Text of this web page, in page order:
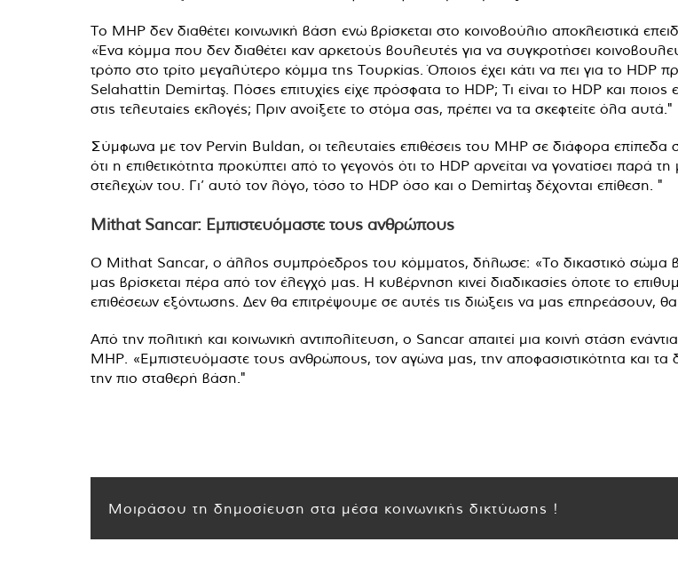
Το MHP δεν διαθέτει κοινωνική βάση ενώ βρίσκεται στο κοινοβούλιο αποκλειστικά
«Ένα κόμμα που δεν διαθέτει καν αρκετούς βουλευτές για να συγκροτήσει
τρόπο στο τρίτο μεγαλύτερο κόμμα της Τουρκίας. Όποιος έχει κάτι να πει για το HDP
Selahattin Demirtaş. Πόσες επιτυχίες είχε πρόσφατα το HDP; Τι είναι το HDP και
στις τελευταίες εκλογές; Πριν ανοίξετε το στόμα σας, πρέπει να τα σκεφτείτε όλα αυτά."
Σύμφωνα με τον Pervin Buldan, οι τελευταίες επιθέσεις του MHP σε διάφορα
ότι η επιθετικότητα προκύπτει από το γεγονός ότι το HDP αρνείται να γονατίσει παρά
στελεχών του. Γι’ αυτό τον λόγο, τόσο το HDP όσο και ο Demirtaş δέχονται επίθεση. "
Mithat Sancar: Εμπιστευόμαστε τους ανθρώπους
Ο Mithat Sancar, ο άλλος συμπρόεδρος του κόμματος, δήλωσε: «Το δικαστικό σώμα
μας βρίσκεται πέρα ​​από τον έλεγχό μας. Η κυβέρνηση κινεί διαδικασίες όποτε το
επιθέσεων εξόντωσης. Δεν θα επιτρέψουμε σε αυτές τις διώξεις να μας επηρεάσουν,
Από την πολιτική και κοινωνική αντιπολίτευση, ο Sancar απαιτεί μια κοινή στάση
MHP. «Εμπιστευόμαστε τους ανθρώπους, τον αγώνα μας, την αποφασιστικότητα και
την πιο σταθερή βάση."
Μοιράσου τη δημοσίευση στα μέσα κοινωνικής δικτύωσης !